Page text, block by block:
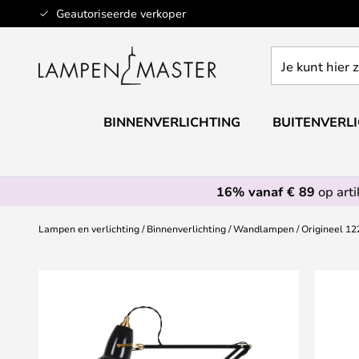
Geautoriseerde verkoper
Ga
naar
inhoud
kunt
zoeken
webwinkel
BINNENVERLICHTING
16% vanaf € 89 op
Lampen en verlichting Binnenverlichting Wandlampen Origineel